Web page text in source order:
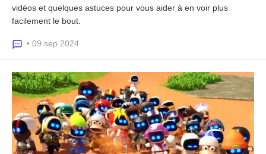
vidéos et quelques astuces pour vous aider à en voir plus
facilement le bout.
• 09 sep 2024